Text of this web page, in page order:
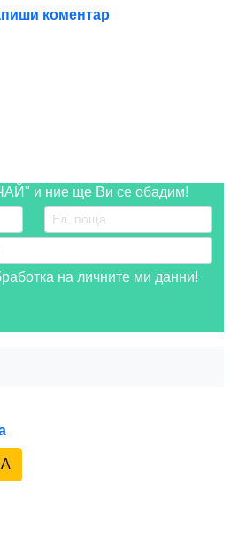
коментар
и ние ще Ви се обадим!
на личните ми данни!